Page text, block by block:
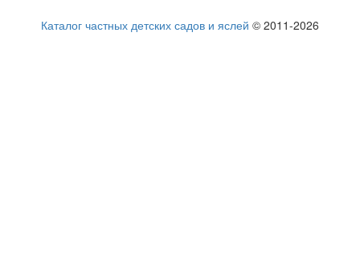
Каталог частных детских садов и яслей © 2011-2026